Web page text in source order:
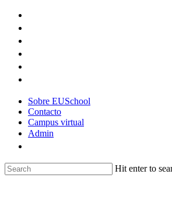
Skip
content
Sobre EUSchool
Contacto
Campus virtual
Admin
Hit enter to